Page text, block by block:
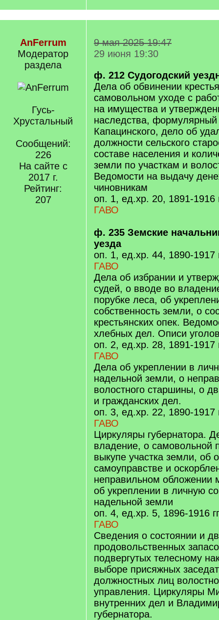
AnFerrum
Модератор
раздела
Гусь-
Хрустальный
Сообщений:
226
На сайте с
2017 г.
Рейтинг:
207
9 мая 2025 19:47
29 июня 19:30
ф. 212 Судогодский
Дела об обвинении
самовольном уходе с
на имущества и
наследства, формулярный
Капацинского, дело об
должности сельского
составе населения и
земли по участкам и
Ведомости на выдачу
чиновникам
оп. 1, ед.хр. 20, 1891-1916
ГАВО
ф. 235 Земские
уезда
оп. 1, ед.хр. 44, 1890-1917
ГАВО
Дела об избрании и
судей, о вводе во
порубке леса, об
собственность земли, о
крестьянских опек.
хлебных дел. Описи
оп. 2, ед.хр. 28, 1891-1917
ГАВО
Дела об укреплении в
надельной земли, о
волостного старшины, о
и гражданских дел.
оп. 3, ед.хр. 22, 1890-1917
ГАВО
Циркуляры губернатора.
владение, о самовольной
выкупе участка земли, об
самоуправстве и
неправильном обложении
об укреплении в личную
надельной земли
оп. 4, ед.хр. 5, 1896-1916
ГАВО
Сведения о состоянии и
продовольственных
подвергутых телесному
выборе присяжных
должностных лиц
управления. Циркуляры
внутренних дел и
губернатора.